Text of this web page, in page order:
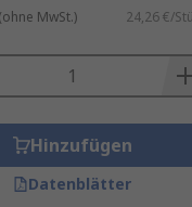
Es gibt
Oberfläche
erforderlich ist.
(ohne MwSt.) 24,26 €/
Hinzufügen
Datenblätter